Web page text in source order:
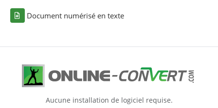
Document numérisé en texte
Aucune installation de logiciel requise.